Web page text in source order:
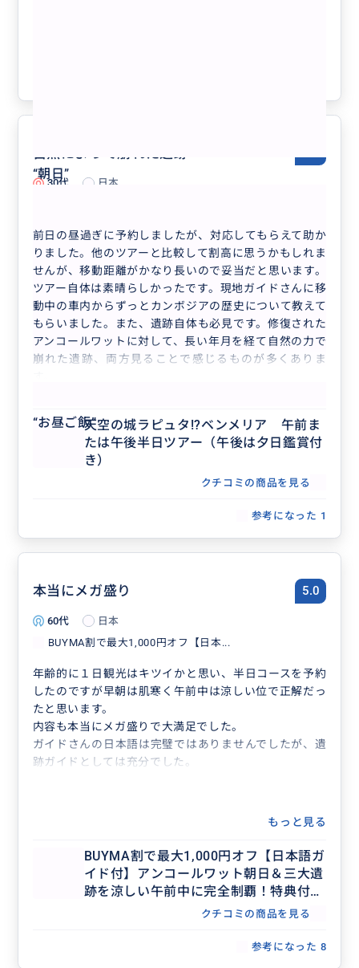
“朝日”
“お昼ご飯”
30代
日本
前日の昼過ぎに予約しましたが、対応してもらえて助か
りました。他のツアーと比較して割高に思うかもしれま
せんが、移動距離がかなり長いので妥当だと思います。
ツアー自体は素晴らしかったです。現地ガイドさんに移
動中の車内からずっとカンボジアの歴史について教えて
もらいました。また、遺跡自体も必見です。修復された
アンコールワットに対して、長い年月を経て自然の力で
崩れた遺跡、両方見ることで感じるものが多くありま
天空の城ラピュタ!?ベンメリア 午前ま
たは午後半日ツアー（午後は夕日鑑賞付
き）
クチコミの商品を見る
参考になった 1
本当にメガ盛り 5.0
60代
日本
BUYMA割で最大1,000円オフ【日本...
年齢的に１日観光はキツイかと思い、半日コースを予約
したのですが早朝は肌寒く午前中は涼しい位で正解だっ
たと思います。
内容も本当にメガ盛りで大満足でした。
ガイドさんの日本語は完璧ではありませんでしたが、遺
跡ガイドとしては充分でした。
もっと見る
BUYMA割で最大1,000円オフ【日本語ガ
イド付】アンコールワット朝日＆三大遺
跡を涼しい午前中に完全制覇！特典付き
メガ盛り半日ツアークチコミの商品を見る
参考になった 8